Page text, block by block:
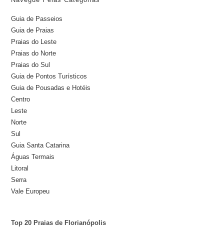
Guia de Passeios
Guia de Praias
Praias do Leste
Praias do Norte
Praias do Sul
Guia de Pontos Turísticos
Guia de Pousadas e Hotéis
Centro
Leste
Norte
Sul
Guia Santa Catarina
Águas Termais
Litoral
Serra
Vale Europeu
Top 20 Praias de Florianópolis